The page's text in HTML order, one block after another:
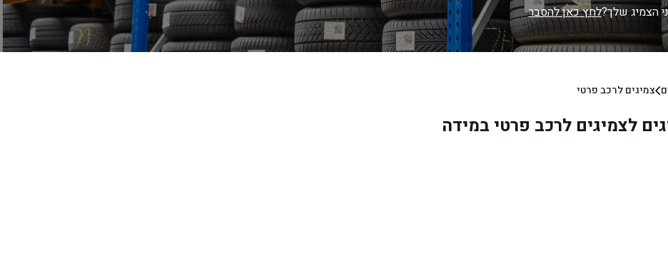
הצמיג שלך?לחץ כאן להסבר
צמיגים לרכב פרטי
לצמיגים לרכב פרטי במידה